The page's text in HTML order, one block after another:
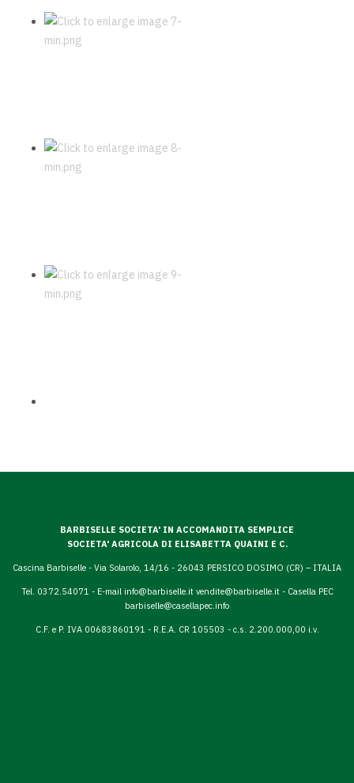
BARBISELLE SOCIETA' IN ACCOMANDITA SEMPLICE
SOCIETA' AGRICOLA DI ELISABETTA QUAINI E C.
Cascina Barbiselle - Via Solarolo, 14/16 - 26043 PERSICO DOSIMO (CR) – ITALIA
Tel. 0372.54071 - E-mail info@barbiselle.it vendite@barbiselle.it - Casella PEC
barbiselle@casellapec.info
C.F. e P. IVA 00683860191 - R.E.A. CR 105503 - c.s. 2.200.000,00 i.v.